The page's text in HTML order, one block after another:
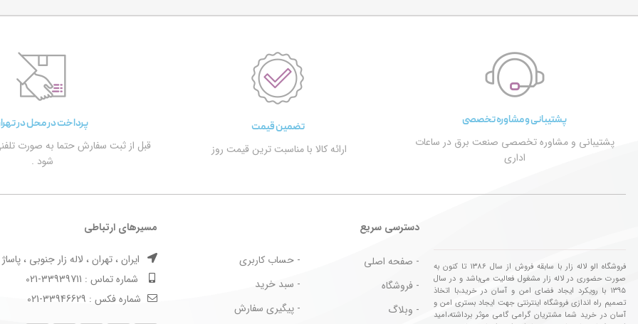
پشتیبانی و مشاوره تخصصی
پشتیبانی و مشاوره تخصصی صنعت برق در ساعات
اداری
تضمین قیمت
ارائه کالا با مناسبت ترین قیمت روز
پرداخت در محل در
قبل از ثبت سفارش حتما به صورت
شود .
فروشگاه الو لاله زار با سابقه فروش از سال ۱۳۸۶ تا کنون به
صورت حضوری در لاله زار مشغول فعالیت می‌باشد و در سال
۱۳۹۵ با رویکرد ایجاد فضای امن و آسان در خرید،با اتخاذ
تصمیم راه اندازی فروشگاه اینترنتی جهت ایجاد بستری امن و
آسان در خرید شما مشتریان گرامی گامی موثر برداشته،امید
دسترسی سریع
- صفحه اصلی
- فروشگاه
- وبلاگ
- حساب کاربری
- سبد خرید
- پیگیری سفارش
مسیرهای ارتباطی
ایران ، تهران ، لاله زار جنوبی ، پاساژ
شماره تماس : 33939711-021
شماره فکس : 33946629-021